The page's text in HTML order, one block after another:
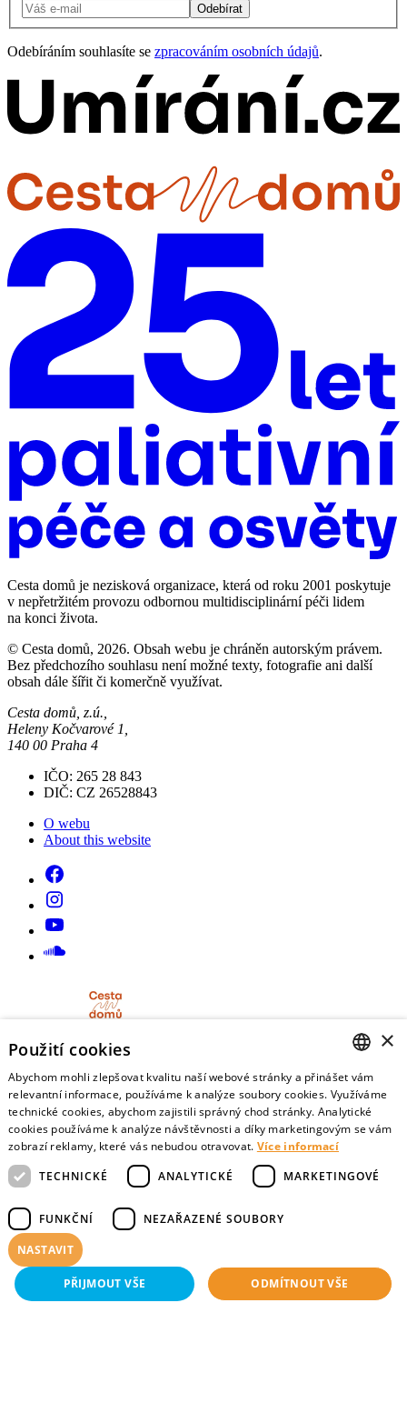
Odebírat
Odebíráním souhlasíte se zpracováním osobních údajů.
Cesta domů je nezisková organizace, která od roku 2001 poskytuje
v nepřetržitém provozu odbornou multidisciplinární péči lidem
na konci života.
© Cesta domů, 2026. Obsah webu je chráněn autorským právem.
Bez předchozího souhlasu není možné texty, fotografie ani další
obsah dále šířit či komerčně využívat.
Cesta domů, z.ú.,
Heleny Kočvarové 1,
140 00 Praha 4
IČO: 265 28 843
DIČ: CZ 26528843
O webu
About this website
Cesta domů
Informační portál pro nemocné, pečující a pozůstalé
Sestavte si seznam posledních přání a vyslovte svoje
představy o konci života
CZECH
ENGLISH
×
Použití cookies
Abychom mohli zlepšovat kvalitu naší webové stránky a přinášet vám
relevantní informace, používáme k analýze soubory cookies. Využíváme
technické cookies, abychom zajistili správný chod stránky. Analytické
cookies používáme k analýze návštěvnosti a díky marketingovým se vám
zobrazí reklamy, které vás nebudou otravovat. Více informací
TECHNICKÉ
ANALYTICKÉ MARKETINGOVÉ
FUNKČNÍ NEZAŘAZENÉ SOUBORY
NASTAVIT
PŘIJMOUT VŠE ODMÍTNOUT VŠE